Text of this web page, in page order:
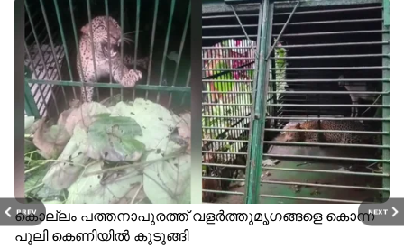
PREV NEXT